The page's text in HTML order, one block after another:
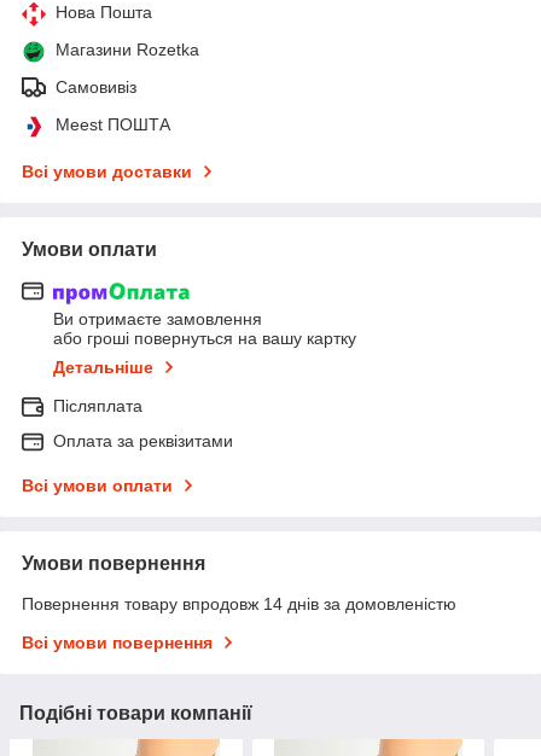
Нова Пошта
Магазини Rozetka
Самовивіз
Meest ПОШТА
Всі умови доставки
Умови оплати
Ви отримаєте замовлення
або гроші повернуться на вашу картку
Детальніше
Післяплата
Оплата за реквізитами
Всі умови оплати
Умови повернення
Повернення товару впродовж 14 днів за домовленістю
Всі умови повернення
Подібні товари компанії